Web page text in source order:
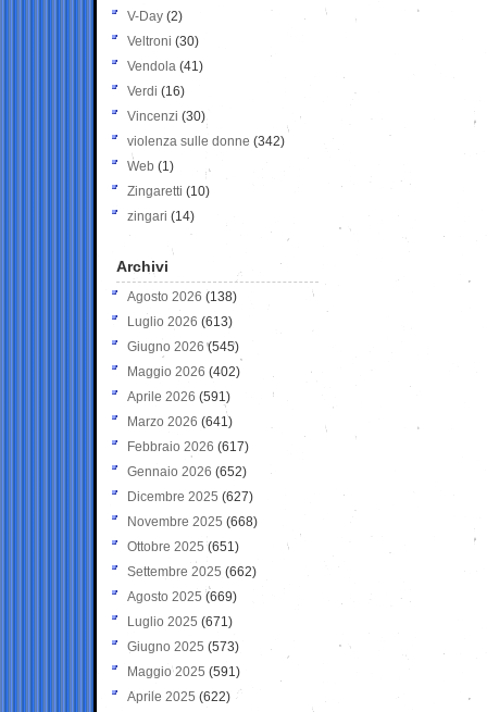
V-Day (2)
Veltroni (30)
Vendola (41)
Verdi (16)
Vincenzi (30)
violenza sulle donne (342)
Web (1)
Zingaretti (10)
zingari (14)
Archivi
Agosto 2026 (138)
Luglio 2026 (613)
Giugno 2026 (545)
Maggio 2026 (402)
Aprile 2026 (591)
Marzo 2026 (641)
Febbraio 2026 (617)
Gennaio 2026 (652)
Dicembre 2025 (627)
Novembre 2025 (668)
Ottobre 2025 (651)
Settembre 2025 (662)
Agosto 2025 (669)
Luglio 2025 (671)
Giugno 2025 (573)
Maggio 2025 (591)
Aprile 2025 (622)